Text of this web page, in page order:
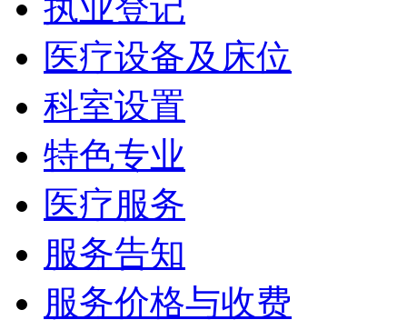
医疗设备及床位
科室设置
特色专业
医疗服务
服务告知
服务价格与收费